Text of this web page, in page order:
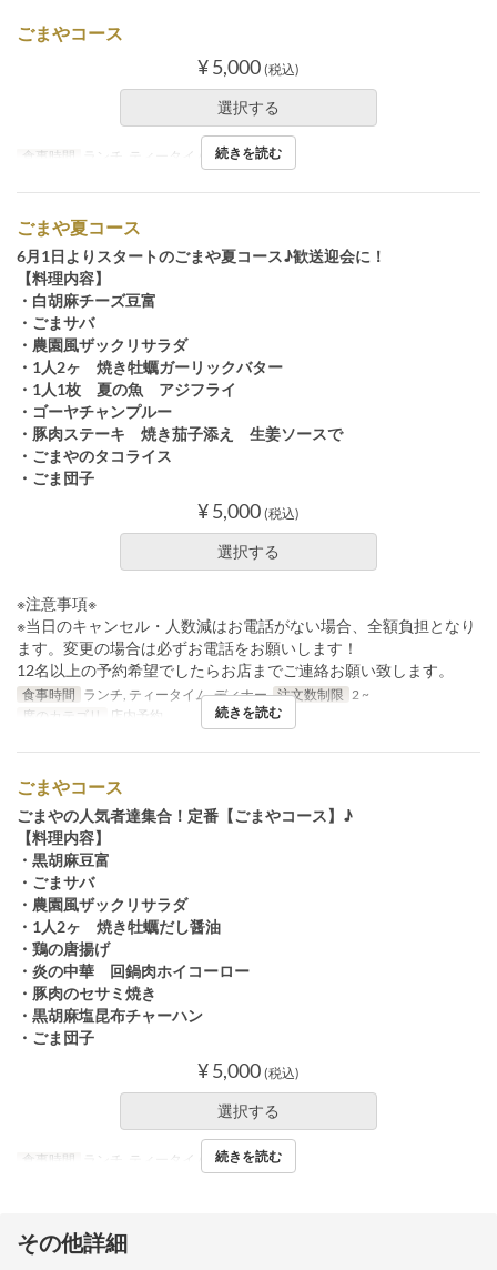
ごまやコース
¥ 5,000 (税込)
選択する
食事時間 ランチ, ティータイム, ディナー
続きを読む
ごまや夏コース
6月1日よりスタートのごまや夏コース♪歓送迎会に！
【料理内容】
・白胡麻チーズ豆富
・ごまサバ
・農園風ザックリサラダ
・1人2ヶ 焼き牡蠣ガーリックバター
・1人1枚 夏の魚 アジフライ
・ゴーヤチャンプルー
・豚肉ステーキ 焼き茄子添え 生姜ソースで
・ごまやのタコライス
・ごま団子
¥ 5,000 (税込)
選択する
※注意事項※
※当日のキャンセル・人数減はお電話がない場合、全額負担となり
ます。変更の場合は必ずお電話をお願いします！
12名以上の予約希望でしたらお店までご連絡お願い致します。
食事時間 ランチ, ティータイム, ディナー 注文数制限 2 ~
席のカテゴリ
店内予約 続きを読む
ごまやコース
ごまやの人気者達集合！定番【ごまやコース】♪
【料理内容】
・黒胡麻豆富
・ごまサバ
・農園風ザックリサラダ
・1人2ヶ 焼き牡蠣だし醤油
・鶏の唐揚げ
・炎の中華 回鍋肉ホイコーロー
・豚肉のセサミ焼き
・黒胡麻塩昆布チャーハン
・ごま団子
¥ 5,000 (税込)
選択する
食事時間 ランチ, ティータイム, ディナー
続きを読む
その他詳細